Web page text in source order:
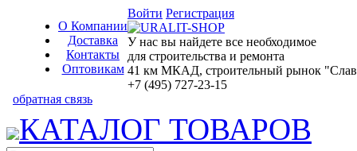
О Компании
Доставка
Контакты
Оптовикам
Войти Регистрация
У нас вы найдете все необходимое
для строительства и ремонта
41 км МКАД, строительный рынок
+7 (495) 727-23-15
обратная связь
КАТАЛОГ ТОВАРОВ